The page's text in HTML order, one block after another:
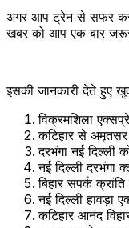
अगर आप ट्रेन से सफर
खबर को आप एक बार जरूर
इसकी जानकारी देते हुए
विक्रमशिला
कटिहार से
दरभंगा नई दिल्ली
नई दिल्ली दरभंगा
बिहार संपर्क
नई दिल्ली हावड़ा
कटिहार आनंद